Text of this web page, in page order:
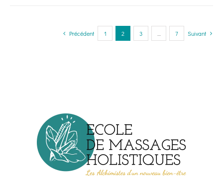
variations.
sur
page
du
produit
Précédent 1 2 3 … 7 Suivant